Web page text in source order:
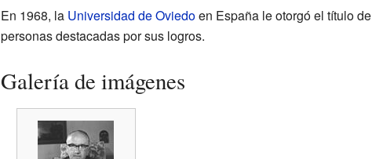
En 1968, la Universidad de Oviedoen España le otorgó el título de
personas destacadas por sus logros.
Galería de imágenes